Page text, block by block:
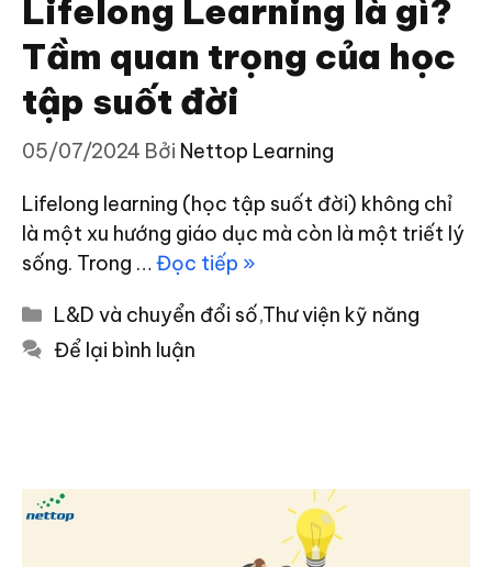
Lifelong Learning là gì?
Tầm quan trọng của học
tập suốt đời
05/07/2024 Bởi Nettop Learning
Lifelong learning (học tập suốt đời) không chỉ
là một xu hướng giáo dục mà còn là một triết lý
sống. Trong …Đọc tiếp »
Danh
mục
L&D và chuyển đổi số,Thư viện kỹ năng
Để lại bình luận